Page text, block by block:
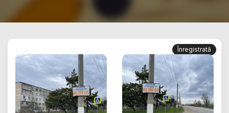
Înregistrată